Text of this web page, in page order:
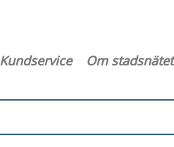
Kundservice Om stadsnätet